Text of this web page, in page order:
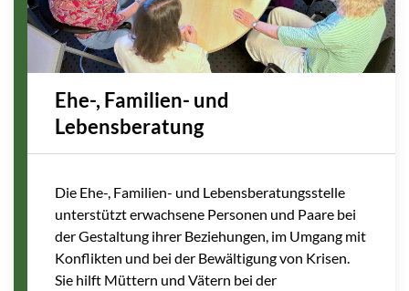
Ehe-, Familien- und
Lebensberatung
Die Ehe-, Familien- und Lebensberatungsstelle
unterstützt erwachsene Personen und Paare bei
der Gestaltung ihrer Beziehungen, im Umgang mit
Konflikten und bei der Bewältigung von Krisen.
Sie hilft Müttern und Vätern bei der